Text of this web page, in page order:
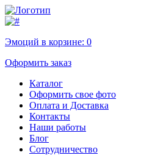
Эмоций в корзине: 0
Оформить заказ
Каталог
Оформить свое фото
Оплата и Доставка
Контакты
Наши работы
Блог
Сотрудничество